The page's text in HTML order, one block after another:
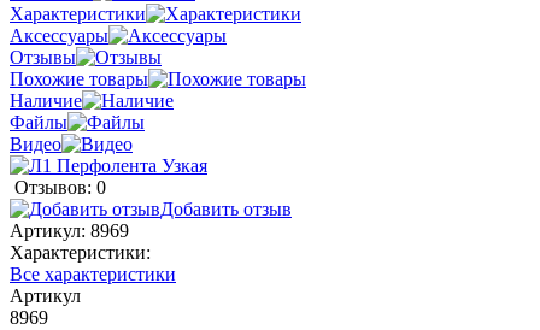
Характеристики
Аксессуары
Отзывы
Похожие товары
Наличие
Файлы
Видео
Отзывов: 0
Добавить отзыв
Артикул: 8969
Характеристики:
Все характеристики
Артикул
8969